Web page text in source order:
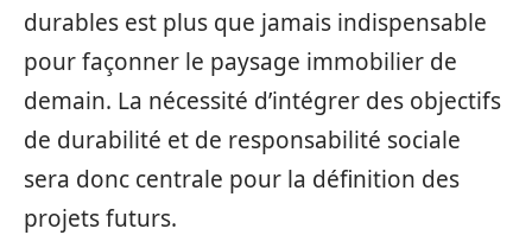
durables est plus que jamais indispensable
pour façonner le paysage immobilier de
demain. La nécessité d’intégrer des objectifs
de durabilité et de responsabilité sociale
sera donc centrale pour la définition des
projets futurs.